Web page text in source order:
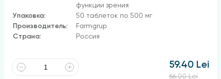
функции зрения
Упаковка:
50 таблеток по 500 мг
Производитель:
Farmgrup
Страна:
Россия
59.40 Lei
66.00 Lei